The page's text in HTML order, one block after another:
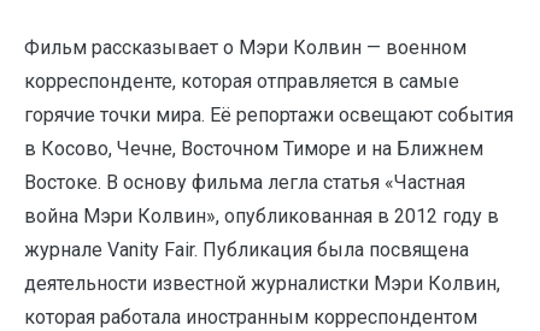
Фильм рассказывает о Мэри Колвин — военном
корреспонденте, которая отправляется в самые
горячие точки мира. Её репортажи освещают события
в Косово, Чечне, Восточном Тиморе и на Ближнем
Востоке. В основу фильма легла статья «Частная
война Мэри Колвин», опубликованная в 2012 году в
журнале Vanity Fair. Публикация была посвящена
деятельности известной журналистки Мэри Колвин,
которая работала иностранным корреспондентом